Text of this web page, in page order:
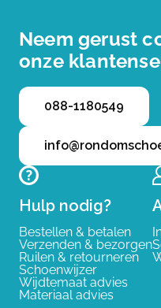
Neem gerust
onze
088-1180549
Hulp nodig?
Bestellen & betalen
Verzenden & bezorgen
Ruilen & retourneren
Schoenwijzer
Wijdtemaat advies
Materiaal advies